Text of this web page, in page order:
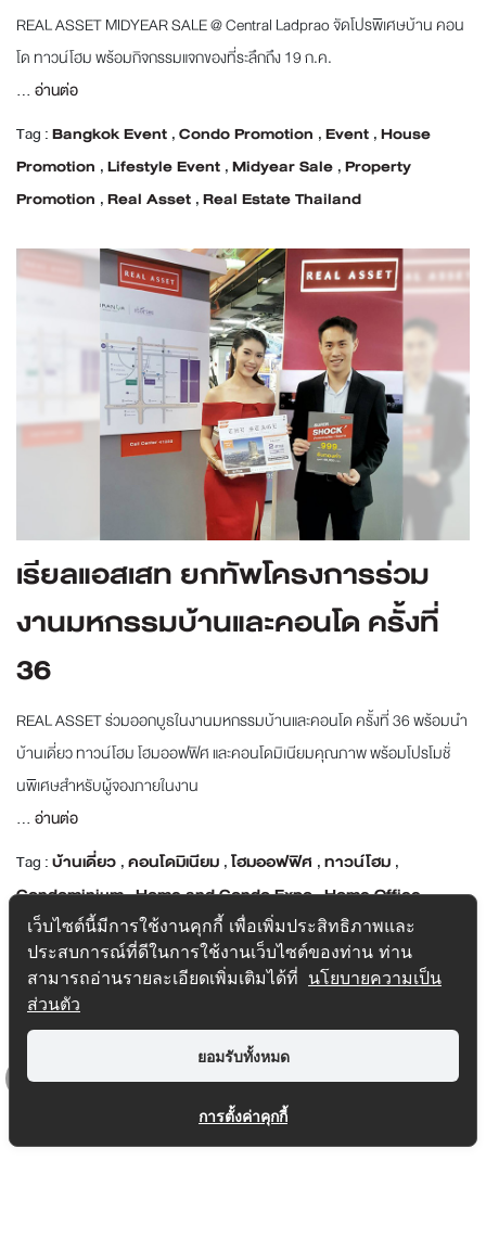
REAL ASSET MIDYEAR SALE @ Central Ladprao จัดโปรพิเศษบ้าน คอน
โด ทาวน์โฮม พร้อมกิจกรรมแจกของที่ระลึกถึง 19 ก.ค.
... อ่านต่อ
Tag :Bangkok Event ,Condo Promotion ,Event ,House
Promotion ,Lifestyle Event ,Midyear Sale ,Property
Promotion ,Real Asset ,Real Estate Thailand
เรียลแอสเสท ยกทัพโครงการร่วม
งานมหกรรมบ้านและคอนโด ครั้งที่
36
REAL ASSET ร่วมออกบูธในงานมหกรรมบ้านและคอนโด ครั้งที่ 36 พร้อมนำ
บ้านเดี่ยว ทาวน์โฮม โฮมออฟฟิศ และคอนโดมิเนียมคุณภาพ พร้อมโปรโมชั่
นพิเศษสำหรับผู้จองภายในงาน
... อ่านต่อ
Tag :บ้านเดี่ยว ,คอนโดมิเนียม ,โฮมออฟฟิศ ,ทาวน์โฮม ,
Condominium,Home and Condo Expo,Home Office,
Property Promotion,ready-to-move-in condo,Real Asset
real estate exhibition, single detached home ,The Stage
Taopoon,The Stage เตาปูน ,Townhome,งานบ้านและคอนโด
บ้านพร้อมอยู่,มหกรรมบ้านและคอนโด,โปรโมชั่นอสังหาริมทรัพย์
เว็บไซต์นี้มีการใช้งานคุกกี้ เพื่อเพิ่มประสิทธิภาพและ
ประสบการณ์ที่ดีในการใช้งานเว็บไซต์ของท่าน ท่าน
สามารถอ่านรายละเอียดเพิ่มเติมได้ที่ นโยบายความเป็น
ส่วนตัว
ยอมรับทั้งหมด
การตั้งค่าคุกกี้